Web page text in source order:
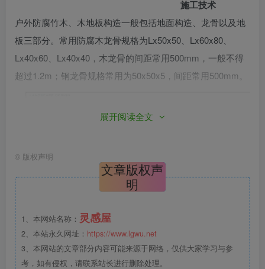
施工技术
户外防腐竹木、木地板构造一般包括地面构造、龙骨以及地
板三部分。常用防腐木龙骨规格为Lx50x50、Lx60x80、
Lx40x60、Lx40x40，木龙骨的间距常用500mm，一般不得
超过1.2m；钢龙骨规格常用为50x50x5，间距常用500mm。
展开阅读全文
© 版权声明
文章版权声
明
1、本网站名称： 灵感屋
2、本站永久网址： https://www.lgwu.net
3、本网站的文章部分内容可能来源于网络，仅供大家学习与参
考，如有侵权，请联系站长进行删除处理。